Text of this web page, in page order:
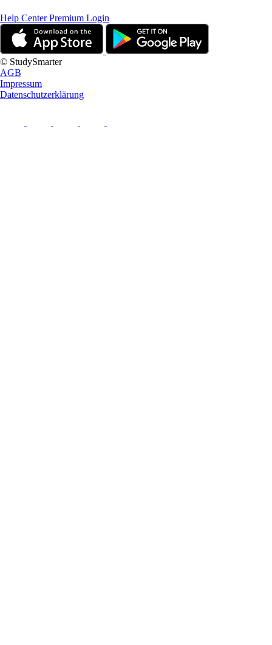
Help CenterPremium Login
© StudySmarter
AGB
Impressum
Datenschutzerklärung